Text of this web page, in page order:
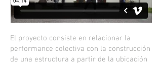
El proyecto consiste en relacionar la
performance colectiva con la construcción
de una estructura a partir de la ubicación